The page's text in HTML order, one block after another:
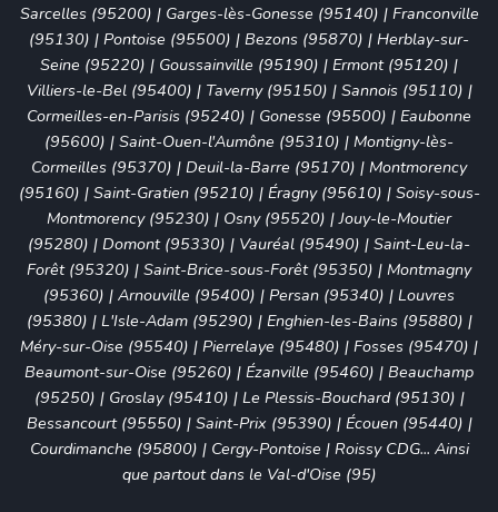
Sarcelles (95200) | Garges-lès-Gonesse (95140) | Franconville
(95130) | Pontoise (95500) | Bezons (95870) | Herblay-sur-
Seine (95220) | Goussainville (95190) | Ermont (95120) |
Villiers-le-Bel (95400) | Taverny (95150) | Sannois (95110) |
Cormeilles-en-Parisis (95240) | Gonesse (95500) | Eaubonne
(95600) | Saint-Ouen-l'Aumône (95310) | Montigny-lès-
Cormeilles (95370) | Deuil-la-Barre (95170) | Montmorency
(95160) | Saint-Gratien (95210) | Éragny (95610) | Soisy-sous-
Montmorency (95230) | Osny (95520) |Jouy-le-Moutier
(95280) | Domont (95330) | Vauréal (95490) | Saint-Leu-la-
Forêt (95320) | Saint-Brice-sous-Forêt (95350) | Montmagny
(95360) | Arnouville (95400) | Persan (95340) | Louvres
(95380) | L'Isle-Adam (95290) | Enghien-les-Bains (95880) |
Méry-sur-Oise (95540) | Pierrelaye (95480) | Fosses (95470) |
Beaumont-sur-Oise (95260) | Ézanville (95460) | Beauchamp
(95250) | Groslay (95410) | Le Plessis-Bouchard (95130) |
Bessancourt (95550) | Saint-Prix (95390) | Écouen (95440) |
Courdimanche (95800) | Cergy-Pontoise | Roissy CDG... Ainsi
que partout dans le Val-d'Oise (95)